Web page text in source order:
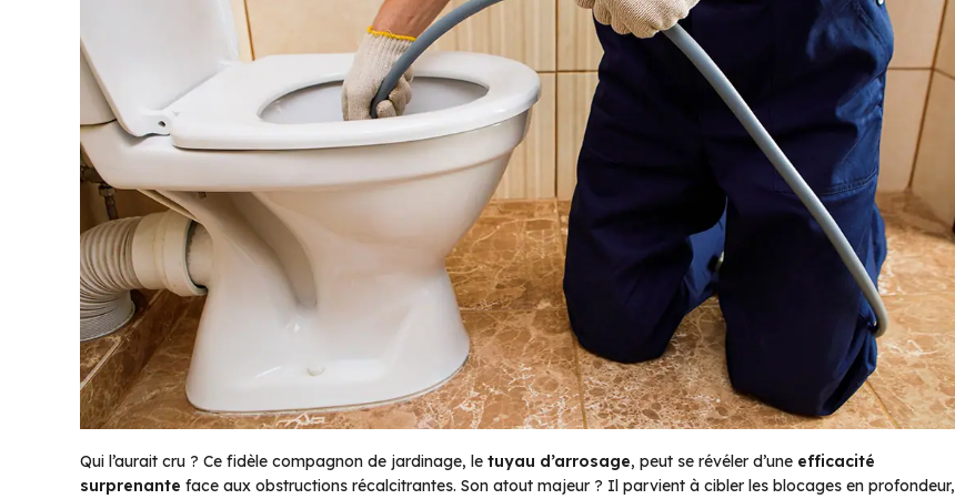
Qui l’aurait cru ? Ce fidèle compagnon de jardinage, le tuyau d’arrosage, peut se révéler d’une efficacité
surprenante face aux obstructions récalcitrantes. Son atout majeur ? Il parvient à cibler les blocages en profondeur,